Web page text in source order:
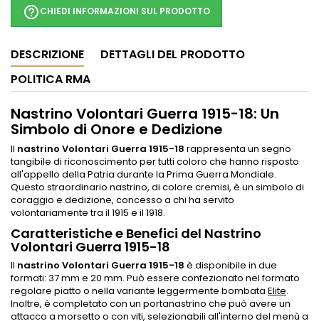
help_outlineCHIEDI INFORMAZIONI SUL PRODOTTO
DESCRIZIONE
DETTAGLI DEL PRODOTTO
POLITICA RMA
Nastrino Volontari Guerra 1915-18: Un
Simbolo di Onore e Dedizione
Il nastrino Volontari Guerra 1915-18 rappresenta un segno
tangibile di riconoscimento per tutti coloro che hanno risposto
all'appello della Patria durante la Prima Guerra Mondiale.
Questo straordinario nastrino, di colore cremisi, è un simbolo di
coraggio e dedizione, concesso a chi ha servito
volontariamente tra il 1915 e il 1918.
Caratteristiche e Benefici del Nastrino
Volontari Guerra 1915-18
Il nastrino Volontari Guerra 1915-18 è disponibile in due
formati: 37 mm e 20 mm. Può essere confezionato nel formato
regolare piatto o nella variante leggermente bombata Elite.
Inoltre, è completato con un portanastrino che può avere un
attacco a morsetto o con viti, selezionabili all'interno del menù a